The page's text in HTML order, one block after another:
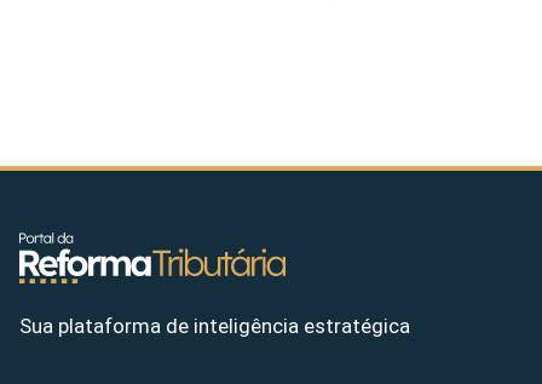
Sua plataforma de inteligência estratégica